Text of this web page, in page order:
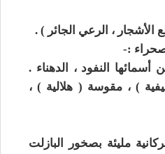
، الرعي الجائر ) .
:-
أسمائها النفود ، الدهناء .
) ، مقوسة ( هلالية ) ،
مليئة بصخور البازلت